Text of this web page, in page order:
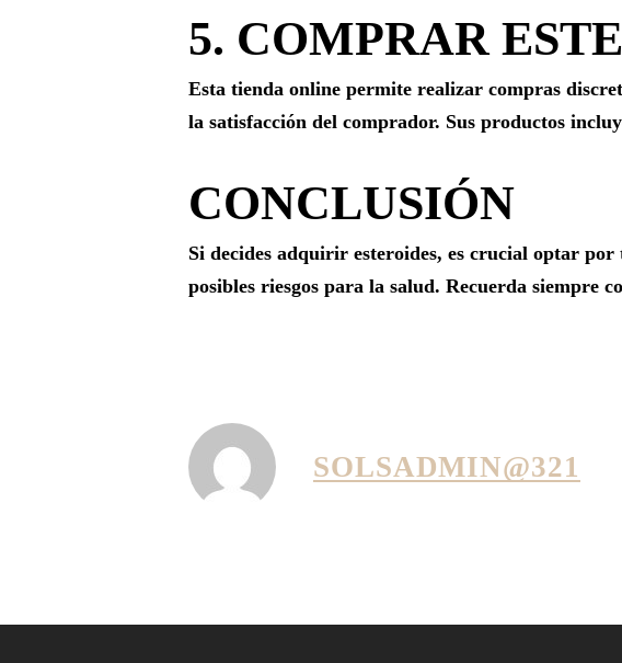
5. COMPRAR
Esta tienda online permite realizar compras
la satisfacción del comprador. Sus productos
CONCLUSIÓN
Si decides adquirir esteroides, es crucial optar
posibles riesgos para la salud. Recuerda siempre
SOLSADMIN@321